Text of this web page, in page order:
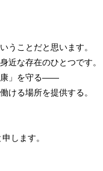
うことだと思います。
近な存在のひとつです。
康」を守る――
ける場所を提供する。
します。